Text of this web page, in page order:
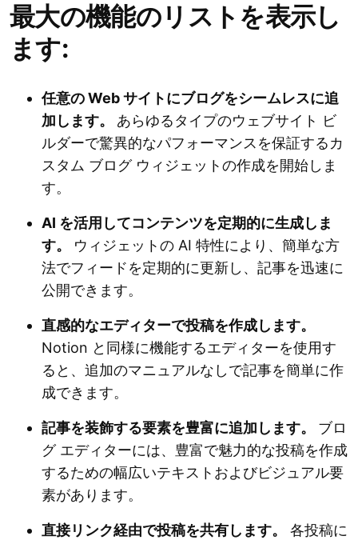
最大の機能のリストを表示し
ます:
任意の Web サイトにブログをシームレスに追
加します。 あらゆるタイプのウェブサイト ビ
ルダーで驚異的なパフォーマンスを保証するカ
スタム ブログ ウィジェットの作成を開始しま
す。
AI を活用してコンテンツを定期的に生成しま
す。 ウィジェットの AI 特性により、簡単な方
法でフィードを定期的に更新し、記事を迅速に
公開できます。
直感的なエディターで投稿を作成します。
Notion と同様に機能するエディターを使用す
ると、追加のマニュアルなしで記事を簡単に作
成できます。
記事を装飾する要素を豊富に追加します。 ブロ
グ エディターには、豊富で魅力的な投稿を作成
するための幅広いテキストおよびビジュアル要
素があります。
直接リンク経由で投稿を共有します。
各投稿に